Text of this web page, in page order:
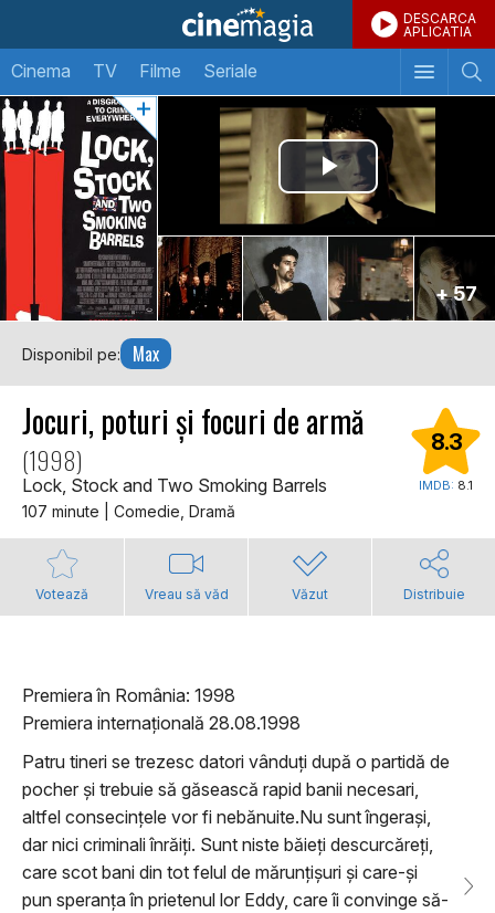
DESCARCA
APLICATIA
Cinema TV Filme Seriale
+ 57
Disponibil pe: Max
Jocuri, poturi și focuri de armă
(1998)
Lock, Stock and Two Smoking Barrels
107 minute | Comedie, Dramă
8.3
IMDB: 8.1
Votează Vreau să văd Văzut Distribuie
Premiera în România: 1998
Premiera internațională 28.08.1998
Patru tineri se trezesc datori vânduți după o partidă de
pocher și trebuie să găsească rapid banii necesari,
altfel consecințele vor fi nebănuite.Nu sunt îngerași,
dar nici criminali înrăiți. Sunt niste băieți descurcăreți,
care scot bani din tot felul de mărunțișuri și care-și
pun speranța în prietenul lor Eddy, care îi convinge să-